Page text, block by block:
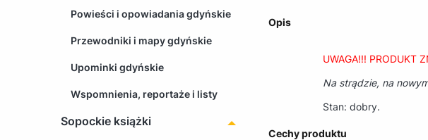
Powieści i opowiadania gdyńskie
Przewodniki i mapy gdyńskie
Upominki gdyńskie
Wspomnienia, reportaże i listy
Sopockie książki
Opis
UWAGA!!! PRODUKT
Na strądzie, na
Stan: dobry.
Cechy produktu